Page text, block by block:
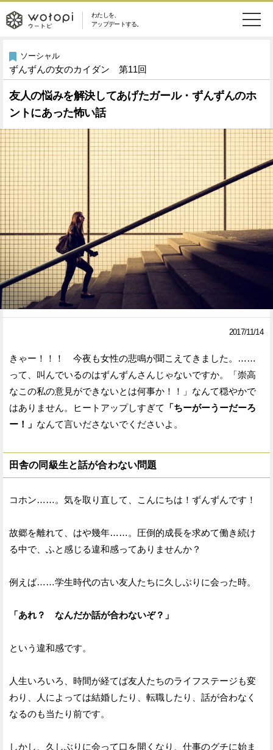
わたしを、
アップデートする。
wotopi
-
ウ
ー
ト
ピ
メ
ニ
ュ
ー
恋愛・結婚
美容・コスメ 妊娠・出産
健康
ライフスタイル ファッション
ソーシャル SDGs
アイテム
検
ウートピとは？
Facebook
ェ
ア
す
る
ェ
ア
す
ソーシャル
ずんずんの女のカイダン 第11回
友人の悩みを解決してあげたガール・ずんずんのホ
ントにあった怖い話
2017/11/14
きゃー！！！ 今夜も女性の悲鳴が聞こえてきました。……
って、叫んでいるのはずんずんさんじゃないですか。「崇高
なこの私の意見ができないとは何事か！！」なんて穏やかで
はありません。ヒートアップしすぎて
「ちーがーうーだーろ
ー！」 なんて言いださないでくださいよ。
田舎の同級生と話が合わない問題
コホン……。気を取り直して、こんにちは！ずんずんです！
故郷を離れて、はや幾年……。圧倒的成長を求めて働き続け
る中で、ふと感じる違和感ってありませんか？
例えば……学生時代の古い友人たちに久しぶりに会った時。
「あれ？ なんだか話が合わないぞ？」
という違和感です。
人生いろいろ、時間が経てば友人たちのライフステージも変
わり、人によっては結婚したり、転職したり、話が合わなく
なるのも当たり前です。
しかし、久しぶりに会って口を開くなり、仕事のグチに始ま